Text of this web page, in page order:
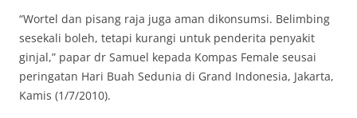
“Wortel dan pisang raja juga aman dikonsumsi. Belimbing
sesekali boleh, tetapi kurangi untuk penderita penyakit
ginjal,” papar dr Samuel kepada Kompas Female seusai
peringatan Hari Buah Sedunia di Grand Indonesia, Jakarta,
Kamis (1/7/2010).